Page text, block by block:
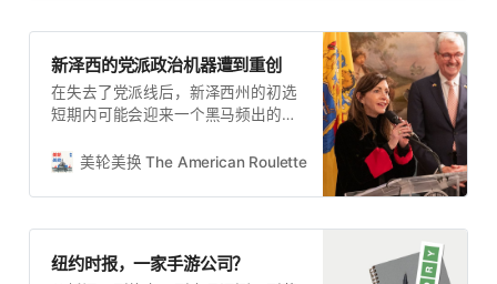
新泽西的党派政治机器遭到重创
在失去了党派线后，新泽西州的初选
短期内可能会迎来一个黑马频出的新
美轮美换 The American Roulette
Talich
纽约时报，一家手游公司？